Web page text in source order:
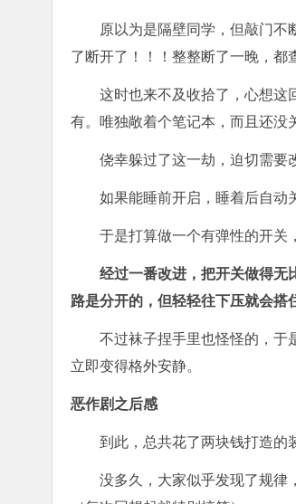
原以为是隔壁同学，但敲门不
了断开了！！！整整断了一晚，都
这时也来不及收拾了，心想这
有。唯独敞着个笔记本，而且还没
侥幸躲过了这一劫，迫切需要
如果能睡前开启，睡着后自动
于是打算做一个有弹性的开关
经过一番改进，把开关做得无
路是分开的，但轻轻往下压就会搭
不过袜子捏手里也怪怪的，于
立即变得格外安静。
恶作剧之后感
到此，总共花了两块钱打造的
没多久，大家似乎发现了规律